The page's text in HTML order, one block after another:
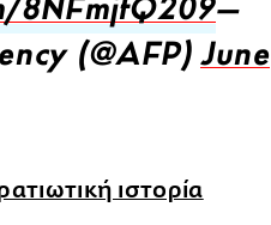
8NFmjfQ209 —
(@AFP) June
ιστορία